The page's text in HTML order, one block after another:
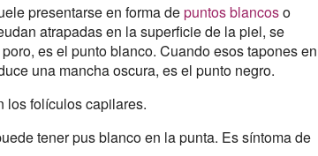
presentarse en forma depuntos blancoso
atrapadas en la superficie de la piel, se
es el punto blanco. Cuando esos tapones en
una mancha oscura, es el punto negro.
los folículos capilares.
tener pus blanco en la punta. Es síntoma de